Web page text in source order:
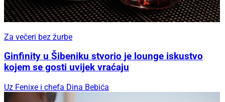
Za večeri bez žurbe
Ginfinity u Šibeniku stvorio je lounge iskustvo
kojem se gosti uvijek vraćaju
Uz Fenixe i chefa Dina Bebića